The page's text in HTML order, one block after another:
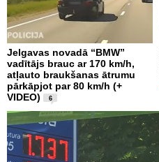
Jelgavas novadā “BMW”
vadītājs brauc ar 170 km/h,
atļauto braukšanas ātrumu
pārkāpjot par 80 km/h (+
VIDEO)
6